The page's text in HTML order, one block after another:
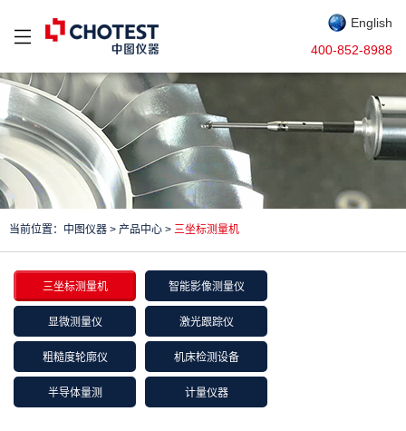
English
400-852-8988
当前位置： 中图仪器 > 产品中心 > 三坐标测量机
三坐标测量机 智能影像测量仪
显微测量仪 激光跟踪仪
粗糙度轮廓仪 机床检测设备
半导体量测 计量仪器